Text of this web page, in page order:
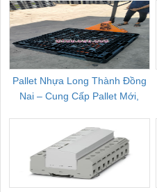
Pallet Nhựa Long Thành Đồng
Nai – Cung Cấp Pallet Mới,